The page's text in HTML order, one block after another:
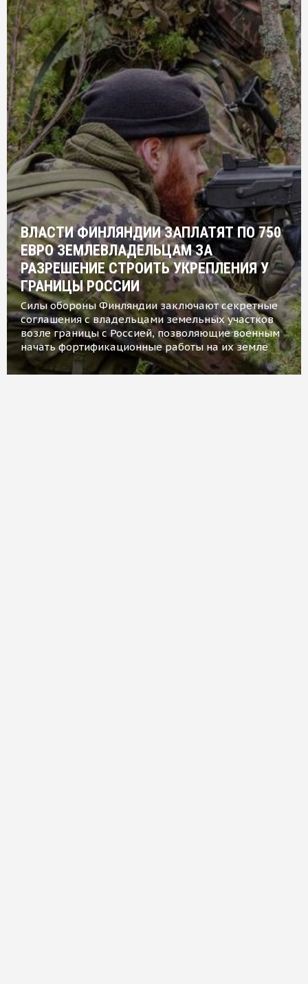
ВЛАСТИ ФИНЛЯНДИИ ЗАПЛАТЯТ ПО 750
ЕВРО ЗЕМЛЕВЛАДЕЛЬЦАМ ЗА
РАЗРЕШЕНИЕ СТРОИТЬ УКРЕПЛЕНИЯ У
ГРАНИЦЫ РОССИИ
Силы обороны Финляндии заключают секретные
соглашения с владельцами земельных участков
возле границы с Россией, позволяющие военным
начать фортификационные работы на их земле